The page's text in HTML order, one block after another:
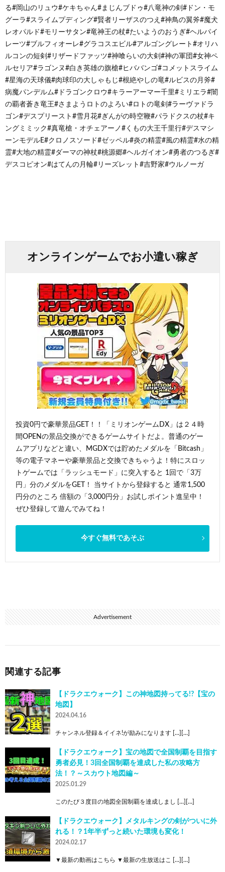
る#岡山のリュウ#ケキちゃん#まじんブドゥ#八竜神の剣#ドン・モ
グーラ#スライムプディング#賢者リーザスのつえ#神鳥の翼斧#魔犬
レオパルド#モリーサタン#竜神王の杖#たいようのおうぎ#ヘルパイ
レーツ#ブルフィオーレ#グラコスエビル#アルゴングレート#オリハ
ルコンの短剣#リザードファッツ#神喰らいの大剣#神の軍団#女神ペ
ルセリア#ラゴンヌ#白き英雄の旗槍#ヒババンゴ#コメットスライム
#星海の天球儀#肉球印の大しゃもじ#根絶やしの竜#ルビスの月斧#
病魔パンデルム#ドラゴンクロウ#キラーアーマー千里#ミリエラ#闇
の覇者蒼き竜王#さまようロトのよろい#ロトの竜剣#ラーヴァドラ
ゴン#デスプリースト#雪月花#ぎんがの時空鞭#パラドクスの杖#キ
ングミミック#真竜槍・オチェアーノ#くもの大王千里行#デスマシ
ーンモデルE#クロノスソード#ゼッペル#炎の精霊#風の精霊#水の精
霊#大地の精霊#ダーマの神杖#桃源郷#ヘルガイオン#勇者のつるぎ#
デスコピオン#はてんの月輪#リーズレット#吉野家#ウルノーガ
オンラインゲームでお小遣い稼ぎ
投資0円で豪華景品GET！！「ミリオンゲームDX」は２４時
間OPENの景品交換ができるゲームサイトだよ。普通のゲー
ムアプリなどと違い、MGDXでは貯めたメダルを「Bitcash」
等の電子マネーや豪華景品と交換できちゃうよ！特にスロッ
トゲームでは「ラッシュモード」に突入すると 1回で「3万
円」分のメダルをGET！ 当サイトから登録すると 通常1,500
円分のところ 倍額の「3,000円分」お試しポイント進呈中！
ぜひ登録して遊んでみてね！
今すぐ無料であそぶ
Advertisement
関連する記事
【ドラクエウォーク】この神地図持ってる!?【宝の
地図】
2024.04.16
チャンネル登録＆イイネ!が励みになります […][…]
【ドラクエウォーク】宝の地図で全国制覇を目指す
勇者必見！3回全国制覇を達成した私の攻略方
法！？～スカウト地図編～
2025.01.29
このたび３度目の地図全国制覇を達成しまし […][…]
【ドラクエウォーク】メタルキングの剣がついに外
れる！？1年半ずっと続いた環境も変化！
2024.02.17
▼最新の動画はこちら ▼最新の生放送はこ […][…]